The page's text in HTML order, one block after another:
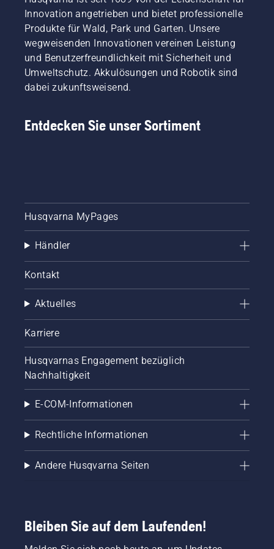
braune
Flecken
und
Unkraut
das
Erlebnis
ruinieren?
Kein
zur
Sorge.
Schritt-
Anleitung
für die
Reparatur
Rasens.
Innovation angetrieben und bietet professionelle
Produkte für Wald, Park und Garten. Unsere
wegweisenden Innovationen vereinen Leistung
und Benutzerfreundlichkeit mit Sicherheit und
Umweltschutz. Akkulösungen und Robotik sind
dabei zukunftsweisend.
Entdecken Sie unser Sortiment
Husqvarna MyPages
Händler
Kontakt
Aktuelles
Karriere
Husqvarnas Engagement bezüglich
Nachhaltigkeit
E-COM-Informationen
Rechtliche Informationen
Andere Husqvarna Seiten
Bleiben Sie auf dem Laufenden!